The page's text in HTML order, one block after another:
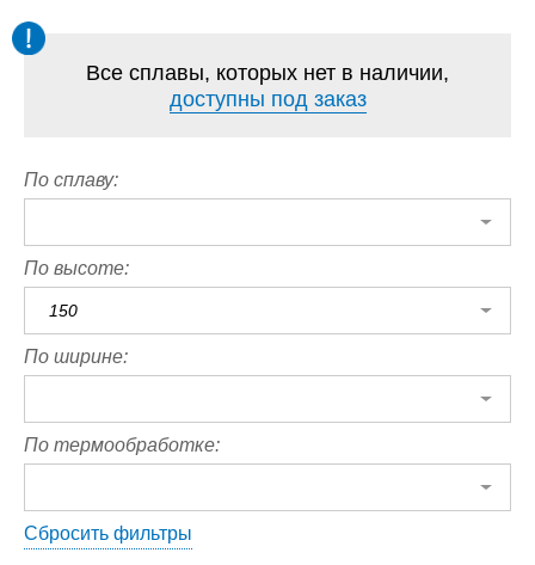
Все сплавы, которых нет в наличии,
доступны под заказ
По сплаву:
По высоте:
150
По ширине:
По термообработке:
Сбросить фильтры